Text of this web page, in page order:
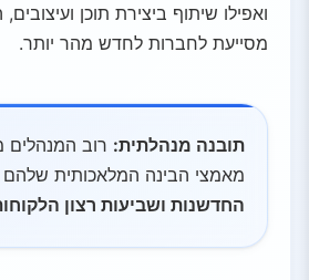
ואפילו שיתוף ביצירת תוכן
מסייעת לחברות לחדש מהר יותר.
תובנה מנהלתית: רוב המנהלים
מאמצי הבינה המלאכותית
החדשנות ושביעות רצון